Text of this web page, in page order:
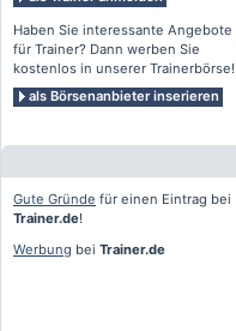
Haben Sie interessante Angebote
für Trainer? Dann werben Sie
kostenlos in unserer Trainerbörse!
als Börsenanbieter inserieren
Gute Gründe für einen Eintrag bei
Trainer.de!
Werbung bei Trainer.de